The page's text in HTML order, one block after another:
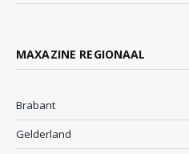
MAXAZINE REGIONAAL
Brabant
Gelderland